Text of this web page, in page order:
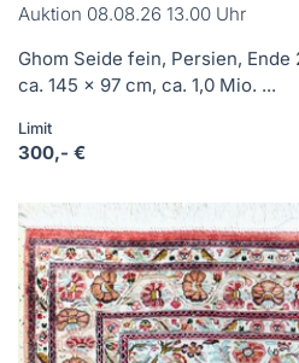
Auktion 08.08.26 13.00 Uhr
Ghom Seide fein, Persien,
ca. 145 x 97 cm, ca. 1,0 Mio. ...
Limit
300,- €